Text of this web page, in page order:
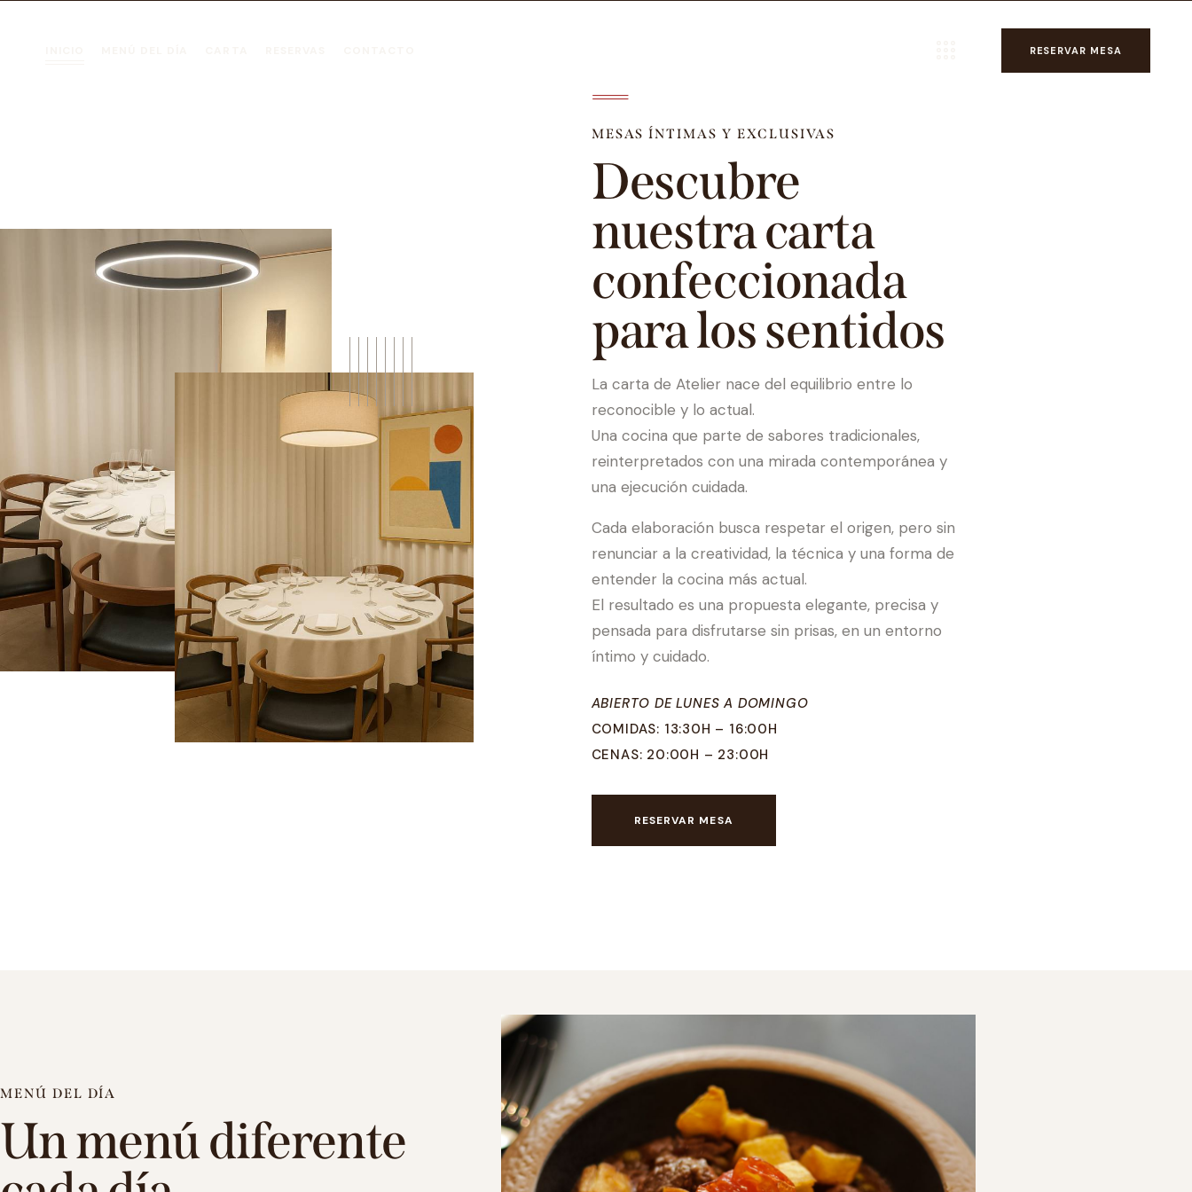
RESERVAR MESA
MESAS ÍNTIMAS Y EXCLUSIVAS
Descubre
nuestra carta
confeccionada
para los sentidos
La carta de Atelier nace del equilibrio entre lo
reconocible y lo actual.
Una cocina que parte de sabores tradicionales,
reinterpretados con una mirada contemporánea y
una ejecución cuidada.
Cada elaboración busca respetar el origen, pero sin
renunciar a la creatividad, la técnica y una forma de
entender la cocina más actual.
El resultado es una propuesta elegante, precisa y
pensada para disfrutarse sin prisas, en un entorno
íntimo y cuidado.
ABIERTO DE LUNES A DOMINGO
COMIDAS: 13:30H – 16:00H
CENAS: 20:00H – 23:00H
RESERVAR MESA
MENÚ DEL DÍA
Un menú diferente